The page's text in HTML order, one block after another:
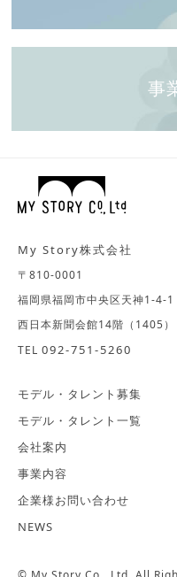
ウェブサイトから
当サイトでは、アク
グという形で記録し
が、個人を特定できる
このアクセスログはウ
況に関する統計分析
個人情報の取得お
実に進め、より良いサ
しますような、ご本人
の確認、サービスの
当社では、次の場合を
したり、外部へ提供す
事
My Story株式会社
〒810-0001
福岡県福岡市中央区天神1-4-1
西日本新聞会館14階（1405）
TEL 092-751-5260
モデル・タレント募集
モデル・タレント一覧
会社案内
事業内容
企業様お問い合わせ
NEWS